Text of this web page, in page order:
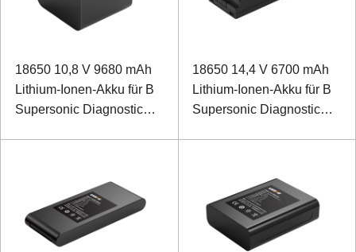
18650 10,8 V 9680 mAh
Lithium-Ionen-Akku für B
Supersonic Diagnostic
18650 14,4 V 6700 mAh
Lithium-Ionen-Akku für B
Supersonic Diagnostic